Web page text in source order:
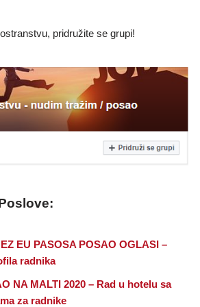
pridružite se grupi!
EU PASOSA POSAO OGLASI –
radnika
NA MALTI 2020 – Rad u hotelu sa
za radnike